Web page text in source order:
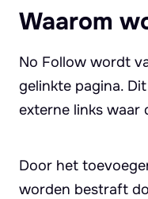
Waarom
No Follow wordt
gelinkte pagina.
externe links waar
Door het
worden bestraft